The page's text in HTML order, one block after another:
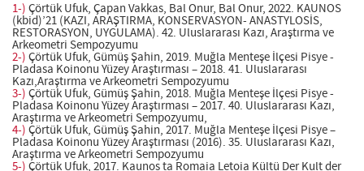
1-) Çörtük Ufuk, Çapan Vakkas, Bal Onur, Bal Onur, 2022. KAUNOS
(kbid)’21 (KAZI, ARAŞTIRMA, KONSERVASYON- ANASTYLOSİS,
RESTORASYON, UYGULAMA). 42. Uluslararası Kazı, Araştırma ve
Arkeometri Sempozyumu
2-) Çörtük Ufuk, Gümüş Şahin, 2019. Muğla Menteşe İlçesi Pisye -
Pladasa Koinonu Yüzey Araştırması – 2018. 41. Uluslararası
Kazı,Araştırma ve Arkeometri Sempozyumu
3-) Çörtük Ufuk, Gümüş Şahin, 2018. Muğla Menteşe İlçesi Pisye -
Pladasa Koinonu Yüzey Araştırması – 2017. 40. Uluslararası Kazı,
Araştırma ve Arkeometri Sempozyumu,
4-) Çörtük Ufuk, Gümüş Şahin, 2017. Muğla Menteşe İlçesi Pisye –
Pladasa Koinonu Yüzey Araştırması (2016). 35. Uluslararası Kazı,
Araştırma ve Arkeometri Sempozyumu
5-) Çörtük Ufuk, 2017. Kaunos ta Romaia Letoia Kültü Der Kult der